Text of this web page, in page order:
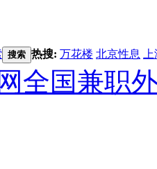
搜索 热搜: 万花楼 北京性息
全国兼职